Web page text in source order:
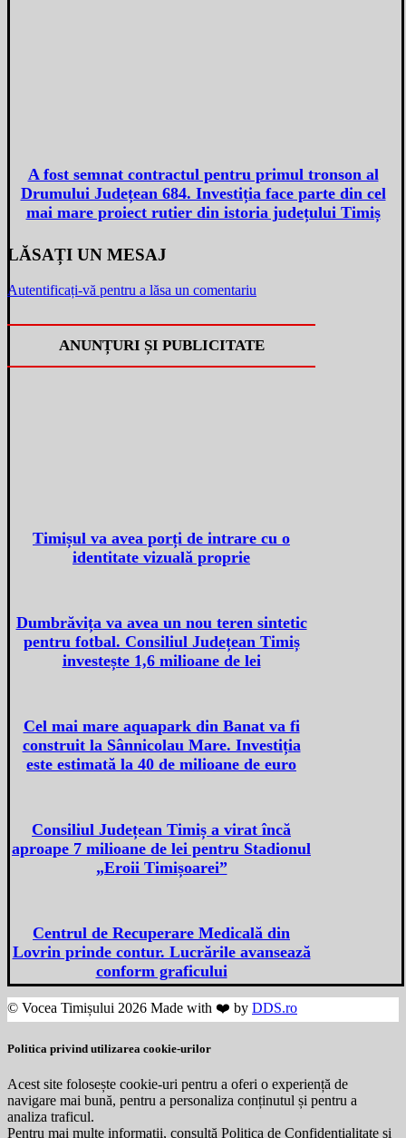
A fost semnat contractul pentru primul tronson al
Drumului Județean 684. Investiția face parte din cel
mai mare proiect rutier din istoria județului Timiș
LĂSAȚI UN MESAJ
Autentificați-vă pentru a lăsa un comentariu
ANUNȚURI ȘI PUBLICITATE
Timișul va avea porți de intrare cu o
identitate vizuală proprie
Dumbrăvița va avea un nou teren sintetic
pentru fotbal. Consiliul Județean Timiș
investește 1,6 milioane de lei
Cel mai mare aquapark din Banat va fi
construit la Sânnicolau Mare. Investiția
este estimată la 40 de milioane de euro
Consiliul Județean Timiș a virat încă
aproape 7 milioane de lei pentru Stadionul
„Eroii Timișoarei”
Centrul de Recuperare Medicală din
Lovrin prinde contur. Lucrările avansează
conform graficului
© Vocea Timișului 2026 Made with ❤️ by DDS.ro
Politica privind utilizarea cookie-urilor
Acest site folosește cookie-uri pentru a oferi o experiență de
navigare mai bună, pentru a personaliza conținutul și pentru a
analiza traficul.
Pentru mai multe informații, consultă Politica de Confidențialitate și